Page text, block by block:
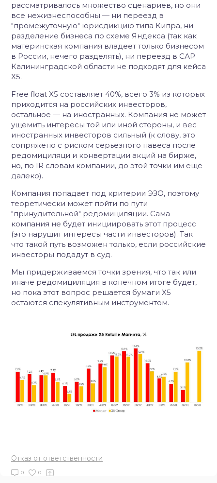
рассматривалось множество сценариев, но они
все нежизнеспособны — ни переезд в
"промежуточную" юрисдикцию типа Кипра, ни
разделение бизнеса по схеме Яндекса (так как
материнская компания владеет только бизнесом
в России, нечего разделять), ни переезд в САР
Калининградской области не подходят для кейса
Х5.
Free float X5 составляет 40%, всего 3% из которых
приходится на российских инвесторов,
остальное — на иностранных. Компания не может
ущемить интересы той или иной стороны, и вес
иностранных инвесторов сильный (к слову, это
сопряжено с риском серьезного навеса после
редомициляци и конвертации акций на бирже,
но, по IR словам компании, до этой точки им ещё
далеко).
Компания попадает под критерии ЭЗО, поэтому
теоретически может пойти по пути
"принудительной" редомициляции. Сама
компания не будет инициировать этот процесс
(это нарушит интересы части инвесторов). Так
что такой путь возможен только, если российские
инвесторы подадут в суд.
Мы придерживаемся точки зрения, что так или
иначе редомициляция в конечном итоге будет,
но пока этот вопрос решается бумаги X5
остаются спекулятивным инструментом.
Отказ от ответственности
0 0